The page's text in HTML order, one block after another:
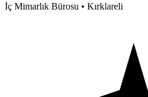
İç Mimarlık Bürosu • Kırklareli